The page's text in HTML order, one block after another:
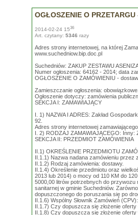
OGŁOSZENIE O
2014-02-24 1536
Art. czytany: 5346 razy
Adres strony internetowej, na której
www.suchedniow.bip.doc.pl
Suchedniów: ZAKUP ZESTAWU
Numer ogłoszenia: 64162 - 2014; data
OGŁOSZENIE O ZAMÓWIENIU -
Zamieszczanie ogłoszenia: obowiązkowe.
Ogłoszenie dotyczy: zamówienia
SEKCJA I: ZAMAWIAJĄCY
I. 1) NAZWA I ADRES: Zakład
92.
Adres strony internetowej
I. 2) RODZAJ ZAMAWIAJĄCEGO: Inny:
SEKCJA II: PRZEDMIOT ZAMÓWIENIA
II.1) OKREŚLENIE PRZEDMIOTU
II.1.1) Nazwa nadana zamówieniu przez
II.1.2) Rodzaj zamówienia: dostawy.
II.1.4) Określenie przedmiotu oraz
2013 lub 2014) o mocy od 110 KM do
5000,00 litrów potrzebnych do przywozu
sanitarnej w gminie Suchedniów.
dopuszczonego do poruszania się po
II.1.6) Wspólny Słownik Zamówień
II.1.7) Czy dopuszcza się złożenie
II.1.8) Czy dopuszcza się złożenie oferty